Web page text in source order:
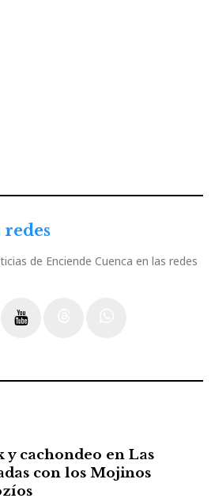
redes
de Enciende Cuenca en las redes
y cachondeo en Las
con los Mojinos